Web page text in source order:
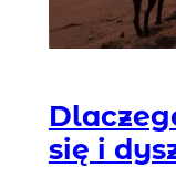
się i